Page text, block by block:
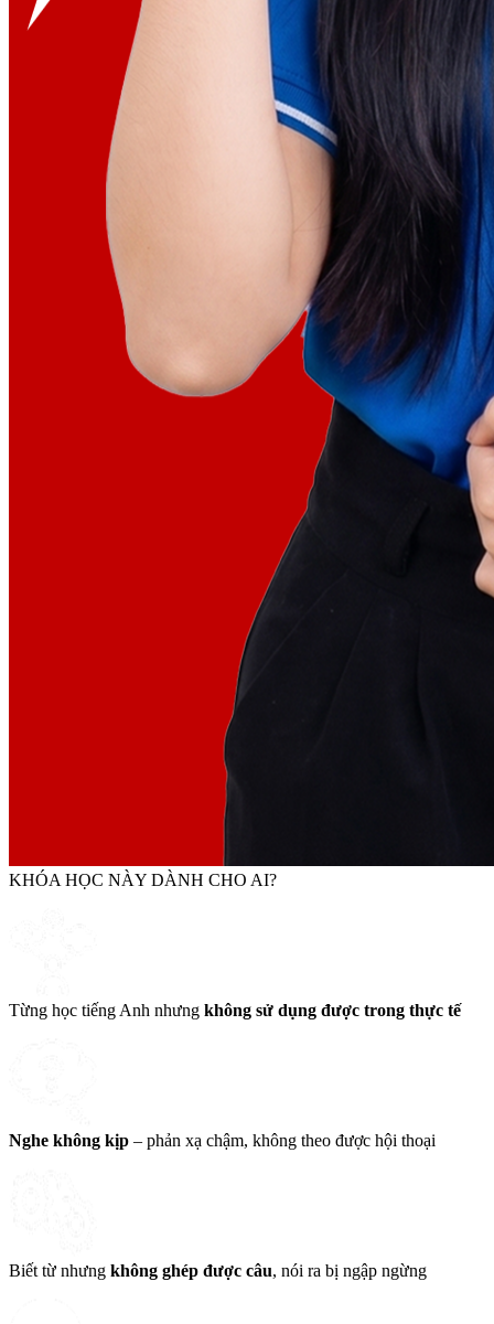
KHÓA HỌC NÀY DÀNH CHO AI?
Từng học tiếng Anh nhưng không sử dụng được trong thực tế
Nghe không kịp – phản xạ chậm, không theo được hội thoại
Biết từ nhưng không ghép được câu, nói ra bị ngập ngừng